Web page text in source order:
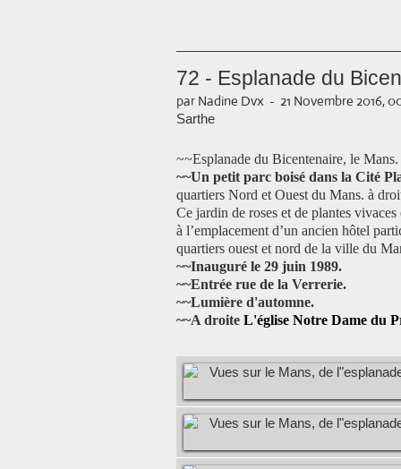
72 - Esplanade du
par Nadine Dvx - 21 Novembre 2016,
Sarthe
~~Esplanade du Bicentenaire, le Mans.
~~Un petit parc boisé dans la Cité
quartiers Nord et Ouest du Mans. à
Ce jardin de roses et de plantes
à l’emplacement d’un ancien hôtel
quartiers ouest et nord de la ville du
~~Inauguré le 29 juin 1989.
~~Entrée rue de la Verrerie.
~~Lumière d'automne.
~~A droite L'église Notre Dame du